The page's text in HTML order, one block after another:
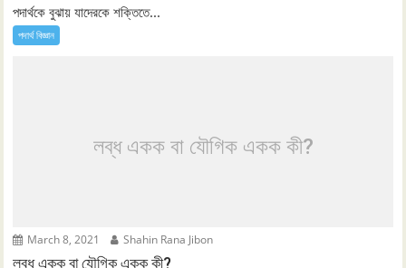
পদার্থকে বুঝায় যাদেরকে শক্তিতে...
পদার্থ বিজ্ঞান
লব্ধ একক বা যৌগিক একক কী?
March 8, 2021 Shahin Rana Jibon
লব্ধ একক বা যৌগিক একক কী?